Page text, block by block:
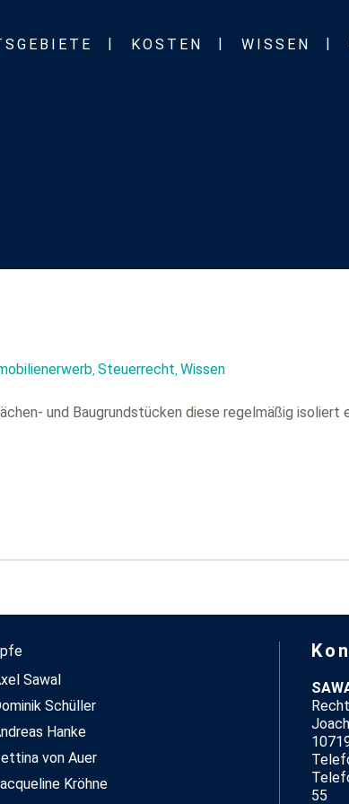
KOSTEN WISSEN
, Steuerrecht, Wissen
und Baugrundstücken diese regelmäßig
Sawal
Schüller
Hanke
von Auer
Kröhne
55